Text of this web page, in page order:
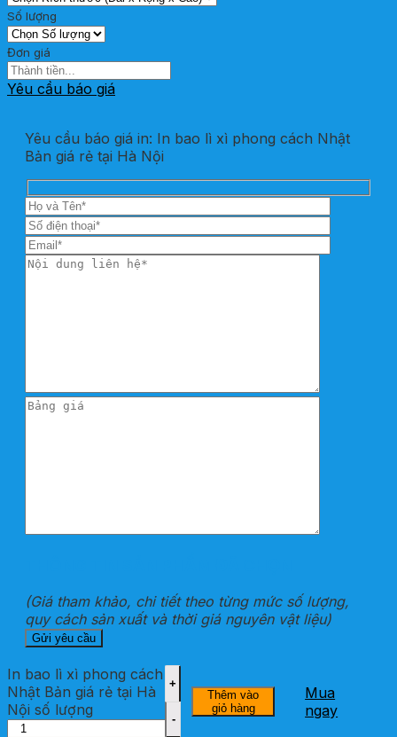
Số lượng
Đơn giá
Yêu cầu báo giá
Yêu cầu báo giá in: In bao lì xì phong cách Nhật
Bản giá rẻ tại Hà Nội
(Giá tham khảo, chi tiết theo từng mức số lượng,
quy cách sản xuất và thời giá nguyên vật liệu)
In bao lì xì phong cách
Nhật Bản giá rẻ tại Hà
Nội số lượng
Thêm vào
giỏ hàng
Mua
ngay